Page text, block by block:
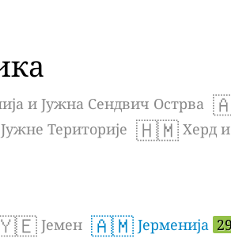
и Јужна Сендвич Острва
Територије 🇭🇲 Херд
Јемен 🇦🇲 Јерменија